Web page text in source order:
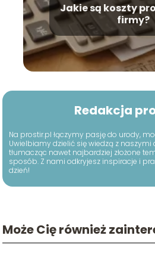
Jakie są koszty
firmy?
Redakcja
Na prostir.pl łączymy pasję do urody,
Uwielbiamy dzielić się wiedzą z naszymi
tłumacząc nawet najbardziej złożone
sposób. Z nami odkryjesz inspiracje i
dzień!
Może Cię również